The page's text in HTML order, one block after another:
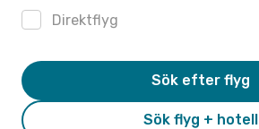
Direktflyg
Sök flyg + hotell
Sök efter flyg